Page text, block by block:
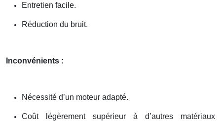
Entretien facile.
Réduction du bruit.
Inconvénients :
Nécessité d’un moteur adapté.
Coût légèrement supérieur à d’autres matériaux